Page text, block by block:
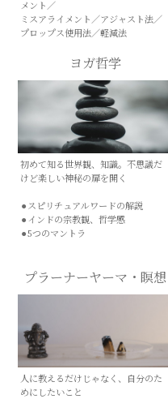
メント／
ミスアライメント／アジャスト法／
プロップス使用法／軽減法
ヨガ哲学
初めて知る世界観、知識。不思議だ
けど楽しい神秘の扉を開く
⚫︎スピリチュアルワードの解説
⚫︎インドの宗教観、哲学感
⚫︎5つのマントラ
プラーナーヤーマ・瞑想
人に教えるだけじゃなく、自分のた
めにしたいこと